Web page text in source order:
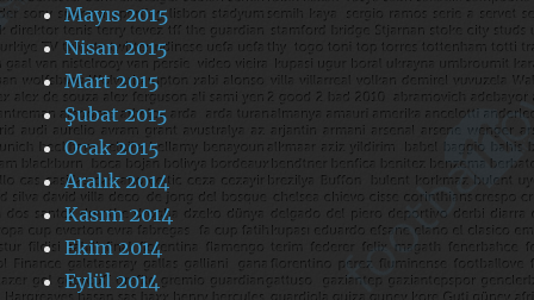
Mayıs 2015
Nisan 2015
Mart 2015
Şubat 2015
Ocak 2015
Aralık 2014
Kasım 2014
Ekim 2014
Eylül 2014